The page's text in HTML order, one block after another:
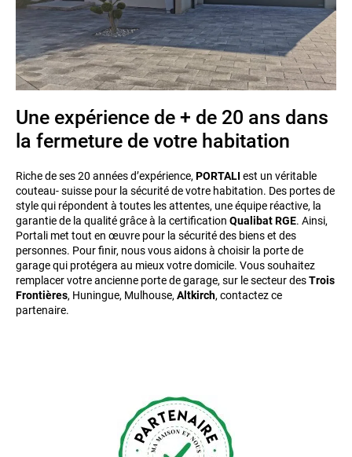
Une expérience de + de 20 ans dans
la fermeture de votre habitation
Riche de ses 20 années d’expérience,PORTALI est un véritable
couteau- suisse pour la sécurité de votre habitation. Des portes de
style qui répondent à toutes les attentes, une équipe réactive, la
garantie de la qualité grâce à la certification Qualibat RGE. Ainsi,
Portali met tout en œuvre pour la sécurité des biens et des
personnes. Pour finir, nous vous aidons à choisir la porte de
garage qui protégera au mieux votre domicile. Vous souhaitez
remplacer votre ancienne porte de garage, sur le secteur desTrois
Frontières, Huningue, Mulhouse,Altkirch, contactez ce
partenaire.